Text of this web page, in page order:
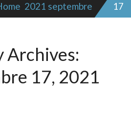
2021 septembre 17
Archives:
17, 2021